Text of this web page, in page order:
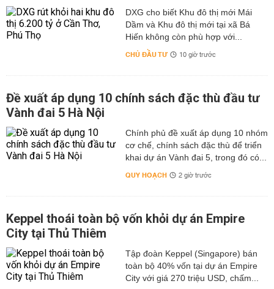
DXG cho biết Khu đô thị mới Mái
Dầm và Khu đô thị mới tại xã Bá
Hiến không còn phù hợp với...
CHỦ ĐẦU TƯ 10 giờ trước
Đề xuất áp dụng 10 chính sách đặc thù đầu tư
Vành đai 5 Hà Nội
Chính phủ đề xuất áp dụng 10 nhóm
cơ chế, chính sách đặc thù để triển
khai dự án Vành đai 5, trong đó có...
QUY HOẠCH 2 giờ trước
Keppel thoái toàn bộ vốn khỏi dự án Empire
City tại Thủ Thiêm
Tập đoàn Keppel (Singapore) bán
toàn bộ 40% vốn tại dự án Empire
City với giá 270 triệu USD, chấm...